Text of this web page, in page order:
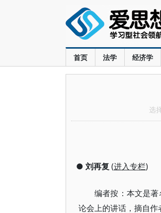
首页 法学 经济学
选
● 刘再复 (进入专栏)
编者按：本文是
论会上的讲话，摘自作